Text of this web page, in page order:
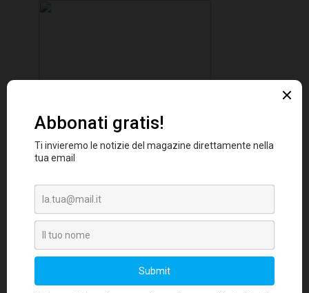
Il ruolo predominante delPrivate Equity